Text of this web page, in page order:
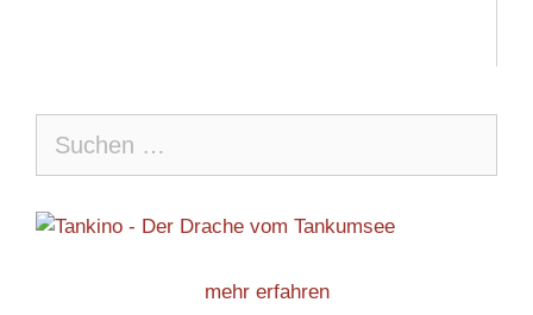
nach:
mehr erfahren